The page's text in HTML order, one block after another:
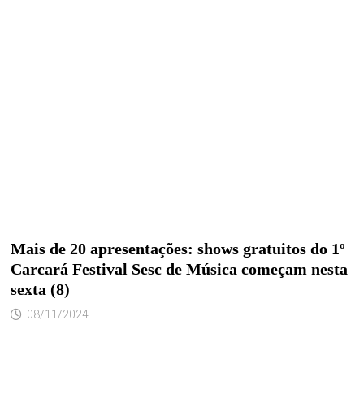
Mais de 20 apresentações: shows gratuitos do 1º
Carcará Festival Sesc de Música começam nesta
sexta (8)
08/11/2024